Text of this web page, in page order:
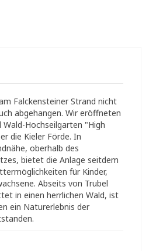
Falckensteiner Strand nicht
abgehangen. Wir eröffneten
Hochseilgarten "High
die Kieler Förde. In
oberhalb des
bietet die Anlage seitdem
für Kinder,
Abseits von Trubel
in einen herrlichen Wald, ist
ein Naturerlebnis der